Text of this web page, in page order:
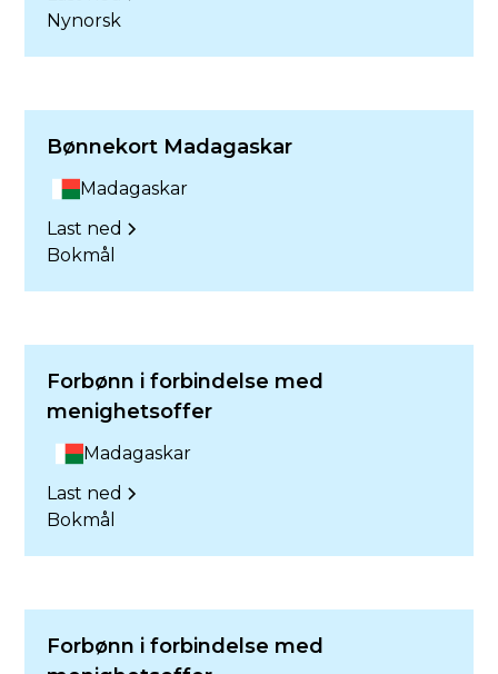
Nynorsk
Bønnekort Madagaskar
Madagaskar
Last ned
Bokmål
Forbønn i forbindelse med
menighetsoffer
Madagaskar
Last ned
Bokmål
Forbønn i forbindelse med